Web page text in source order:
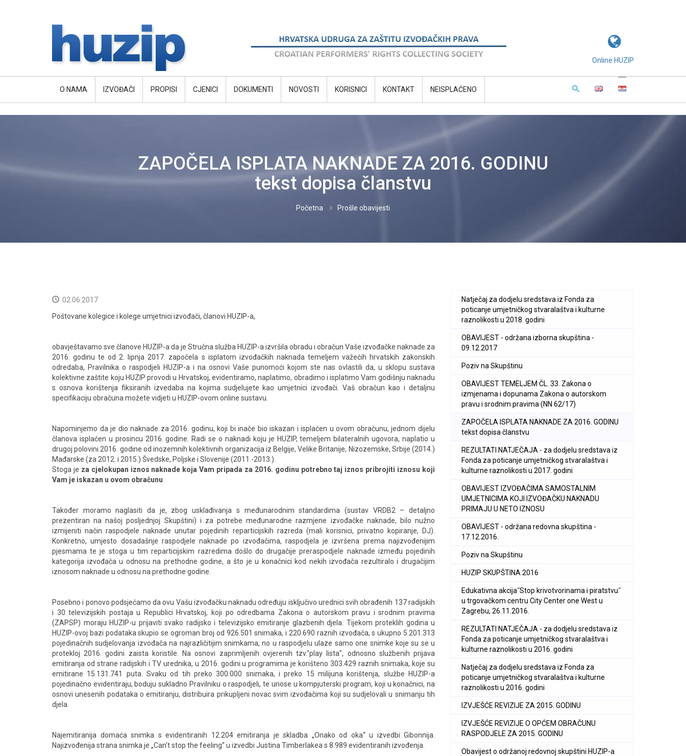
Online HUZIP
O NAMA IZVOĐAČI PROPISI CJENICI DOKUMENTI NOVOSTI KORISNICI KONTAKT NEISPLAĆENO
ZAPOČELA ISPLATA NAKNADE ZA 2016. GODINU
tekst dopisa članstvu
Početna Prošle obavijesti
02.06.2017
Poštovane kolegice i kolege umjetnici izvođači, članovi HUZIP-a,
obavještavamo sve članove HUZIP-a da je Stručna služba HUZIP-a izvršila obradu i obračun Vaše izvođačke naknade za
2016. godinu te od 2. lipnja 2017. započela s isplatom izvođačkih naknada temeljem važećih hrvatskih zakonskih
odredaba, Pravilnika o raspodjeli HUZIP-a i na osnovi Vaše punomoći kojom ste nas ovlastili da, u sklopu sustava
kolektivne zaštite koju HUZIP provodi u Hrvatskoj, evidentiramo, naplatimo, obradimo i isplatimo Vam godišnju naknadu
s osnova korištenja fiksiranih izvedaba na kojima sudjelujete kao umjetnici izvođači. Vaš obračun kao i detaljnu
specifikaciju obračuna možete vidjeti u HUZIP-ovom online sustavu.
Napominjemo da je dio naknade za 2016. godinu, koji bi inače bio iskazan i isplaćen u ovom obračunu, jednom dijelu
članova isplaćen u prosincu 2016. godine. Radi se o naknadi koju je HUZIP, temeljem bilateralnih ugovora, naplatio u
drugoj polovini 2016. godine od inozemnih kolektivnih organizacija iz Belgije, Velike Britanije, Nizozemske, Srbije (2014.)
Mađarske (za 2012. i 2015.) Švedske, Poljske i Slovenije (2011.-2013.).
Stoga je za cjelokupan iznos naknade koja Vam pripada za 2016. godinu potrebno taj iznos pribrojiti iznosu koji
Vam je iskazan u ovom obračunu
Također moramo naglasiti da je, zbog usklađivanja s međunarodnim standardima (sustav VRDB2 – detaljno
prezentiran na našoj posljednjoj Skupštini) i za potrebe međunarodne razmjene izvođačke naknade, bilo nužno
izmijeniti način raspodjele naknade unutar pojedinih reparticijskih razreda (mali korisnici, privatno kopiranje, DJ).
Konkretno, umjesto dosadašnje raspodjele naknade po izvođačima, raspodjela je izvršena prema najizvođenijim
pjesmama te je stoga u tim reparticijskim razredima došlo do drugačije preraspodjele naknade između pojedinih
kategorija izvođača u odnosu na prethodne godine, a što je u konačnici kod nekih izvođača rezultiralo i drugačijim
iznosom naknade u odnosu na prethodne godine.
Posebno i ponovo podsjećamo da ovu Vašu izvođačku naknadu određuju isključivo urednici svih obrađenih 137 radijskih
i 30 televizijskih postaja u Republici Hrvatskoj, koji po odredbama Zakona o autorskom pravu i srodnim pravima
(ZAPSP) moraju HUZIP-u prijaviti svako radijsko i televizijsko emitiranje glazbenih djela. Tijekom proteklih godina u
HUZIP-ovoj bazi podataka skupio se ogroman broj od 926.501 snimaka, i 220.690 raznih izvođača, s ukupno 5.201.313
pojedinačnih sudjelovanja izvođača na najrazličitijim snimkama, no u raspodjelu ulaze samo one snimke koje su se u
protekloj 2016. godini zaista koristile. Na osnovi zaprimljenih ovjerenih tzv."play lista", odnosno službenih prijava
emitiranja od strane radijskih i TV urednika, u 2016. godini u programima je korišteno 303.429 raznih snimaka, koje su
emitirane 15.131.741 puta. Svaku od tih preko 300.000 snimaka, i preko 15 milijuna korištenja, službe HUZIP-a
pojedinačno evidentiraju, boduju sukladno Pravilniku o raspodjeli, te unose u kompjuterski program, koji u konačnici, na
osnovi unesenih podataka o emitiranju, distribuira prikupljeni novac svim izvođačima koji su sudjelovali u snimanju tih
djela.
Najemitiranija domaća snimka s evidentiranih 12.204 emitiranja je skladba „Onako od oka“ u izvedbi Gibonnija.
Najizvođenija strana snimka je „Can't stop the feeling“ u izvedbi Justina Timberlakea s 8.989 evidentiranih izvođenja.
Natječaj za dodjelu sredstava iz Fonda za
poticanje umjetničkog stvaralaštva i kulturne
raznolikosti u 2018. godini
OBAVIJEST - održana izborna skupština -
09.12.2017
Poziv na Skupštinu
OBAVIJEST TEMELJEM ČL. 33. Zakona o
izmjenama i dopunama Zakona o autorskom
pravu i srodnim pravima (NN 62/17)
ZAPOČELA ISPLATA NAKNADE ZA 2016. GODINU
tekst dopisa članstvu
REZULTATI NATJEČAJA - za dodjelu sredstava iz
Fonda za poticanje umjetničkog stvaralaštva i
kulturne raznolikosti u 2017. godini
OBAVIJEST IZVOĐAČIMA SAMOSTALNIM
UMJETNICIMA KOJI IZVOĐAČKU NAKNADU
PRIMAJU U NETO IZNOSU
OBAVIJEST - održana redovna skupština -
17.12.2016.
Poziv na Skupštinu
HUZIP SKUPŠTINA 2016
Edukativna akcija˝Stop krivotvorinama i piratstvu˝
u trgovačkom centru City Center one West u
Zagrebu, 26.11.2016.
REZULTATI NATJEČAJA - za dodjelu sredstava iz
Fonda za poticanje umjetničkog stvaralaštva i
kulturne raznolikosti u 2016. godini
Natječaj za dodjelu sredstava iz Fonda za
poticanje umjetničkog stvaralaštva i kulturne
raznolikosti u 2016. godini
IZVJEŠĆE REVIZIJE ZA 2015. GODINU
IZVJEŠĆE REVIZIJE O OPĆEM OBRAČUNU
RASPODJELE ZA 2015. GODINU
Obavijest o održanoj redovnoj skupštini HUZIP-a